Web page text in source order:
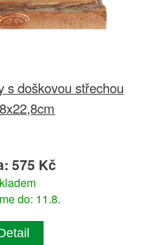
s doškovou střechou
575 Kč
do: 11.8.